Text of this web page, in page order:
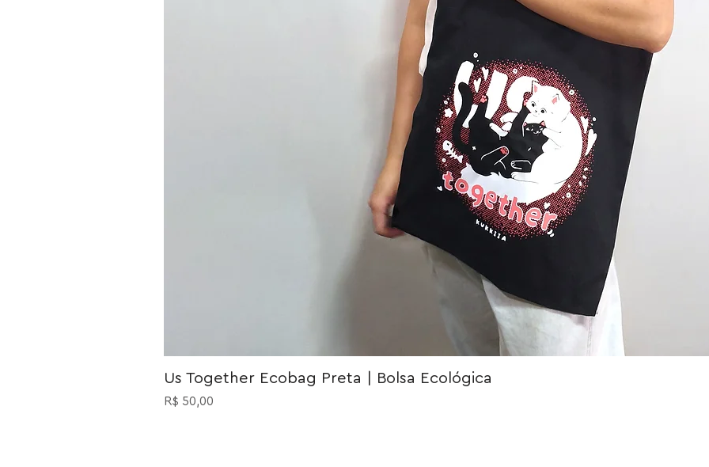
Us Together Ecobag Preta | Bolsa Ecológica
Preço
R$ 50,00